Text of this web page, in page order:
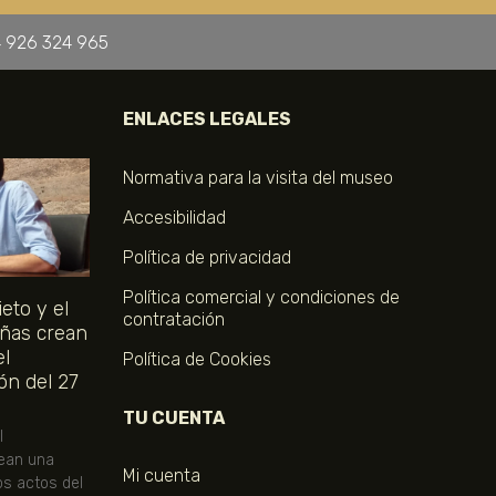
926 324 965
y el
crean
del 27
una
actos del
ENLACES LEGALES
Normativa para la visita del museo
Accesibilidad
Política de privacidad
Política comercial y condiciones de
contratación
Política de Cookies
TU CUENTA
Mi cuenta